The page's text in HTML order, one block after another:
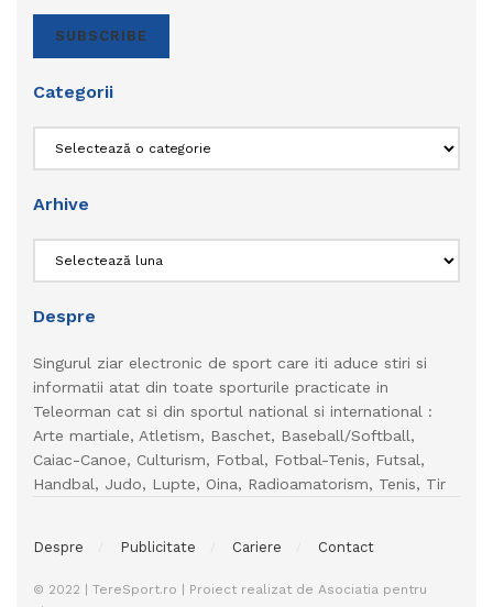
SUBSCRIBE
Categorii
Arhive
Despre
Singurul ziar electronic de sport care iti aduce stiri si
informatii atat din toate sporturile practicate in
Teleorman cat si din sportul national si international :
Arte martiale, Atletism, Baschet, Baseball/Softball,
Caiac-Canoe, Culturism, Fotbal, Fotbal-Tenis, Futsal,
Handbal, Judo, Lupte, Oina, Radioamatorism, Tenis, Tir
Despre Publicitate Cariere Contact
© 2022 | TereSport.ro | Proiect realizat de Asociatia pentru